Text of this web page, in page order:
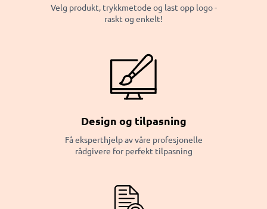
Velg produkt, trykkmetode og last opp logo -
raskt og enkelt!
Design og tilpasning
Få eksperthjelp av våre profesjonelle
rådgivere for perfekt tilpasning